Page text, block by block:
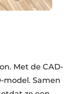
Met de CAD-
model. Samen